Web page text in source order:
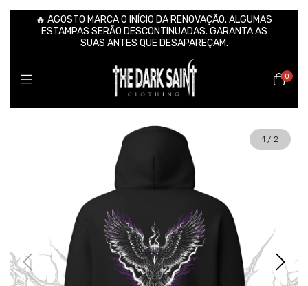
🔥 AGOSTO MARCA O INÍCIO DA RENOVAÇÃO. ALGUMAS
ESTAMPAS SERÃO DESCONTINUADAS. GARANTA AS
SUAS ANTES QUE DESAPAREÇAM.
0
1 / 2